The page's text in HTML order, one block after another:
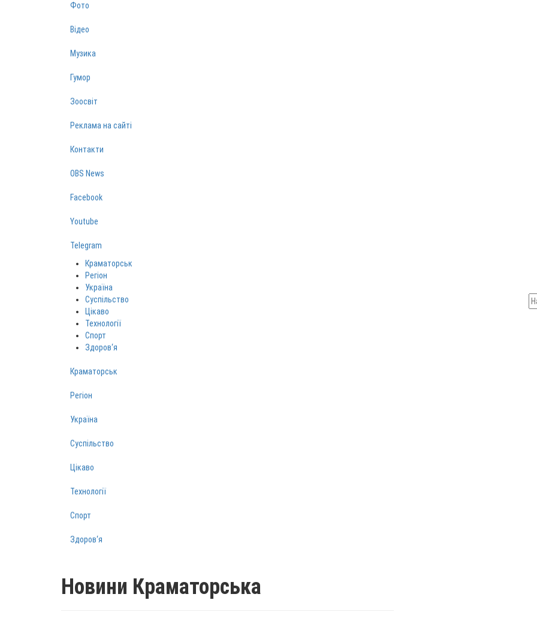
Фото
Відео
Музика
Гумор
Зоосвіт
Реклама на сайті
Контакти
OBS News
Facebook
Youtube
Telegram
Краматорськ
Регіон
Україна
Суспільство
Цікаво
Технології
Спорт
Здоров‘я
Краматорськ
Регіон
Україна
Суспільство
Цікаво
Технології
Спорт
Здоров‘я
Новини Краматорська